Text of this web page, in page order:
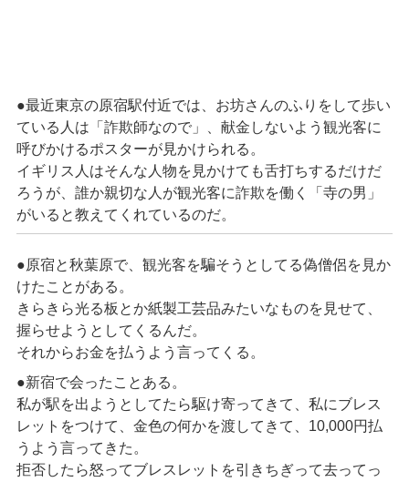
●最近東京の原宿駅付近では、お坊さんのふりをして歩い
ている人は「詐欺師なので」、献金しないよう観光客に
呼びかけるポスターが見かけられる。
イギリス人はそんな人物を見かけても舌打ちするだけだ
ろうが、誰か親切な人が観光客に詐欺を働く「寺の男」
がいると教えてくれているのだ。
●原宿と秋葉原で、観光客を騙そうとしてる偽僧侶を見か
けたことがある。
きらきら光る板とか紙製工芸品みたいなものを見せて、
握らせようとしてくるんだ。
それからお金を払うよう言ってくる。
●新宿で会ったことある。
私が駅を出ようとしてたら駆け寄ってきて、私にブレス
レットをつけて、金色の何かを渡してきて、10,000円払
うよう言ってきた。
拒否したら怒ってブレスレットを引きちぎって去ってっ